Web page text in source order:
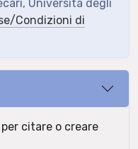
Università degli
Condizioni di
citare o creare